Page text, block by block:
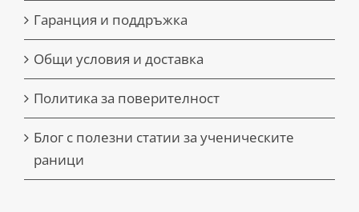
Гаранция и поддръжка
Общи условия и доставка
Политика за поверителност
Блог с полезни статии за ученическите
раници